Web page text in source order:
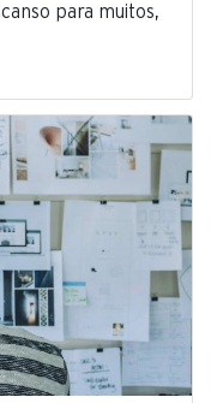
para muitos,